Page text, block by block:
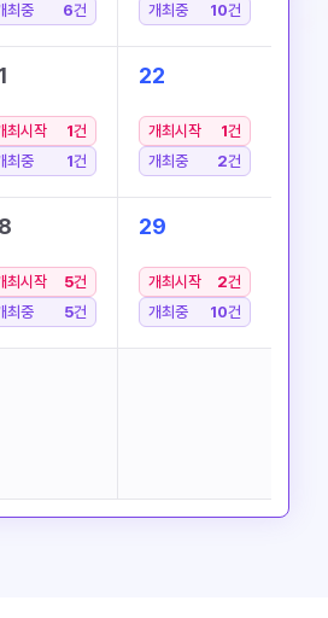
최중
6건
개최중
10건
최시작 1건
최중
1건
22
개최시작 1건
개최중
2건
최시작 5건
최중
5건
29
개최시작 2건
개최중
10건